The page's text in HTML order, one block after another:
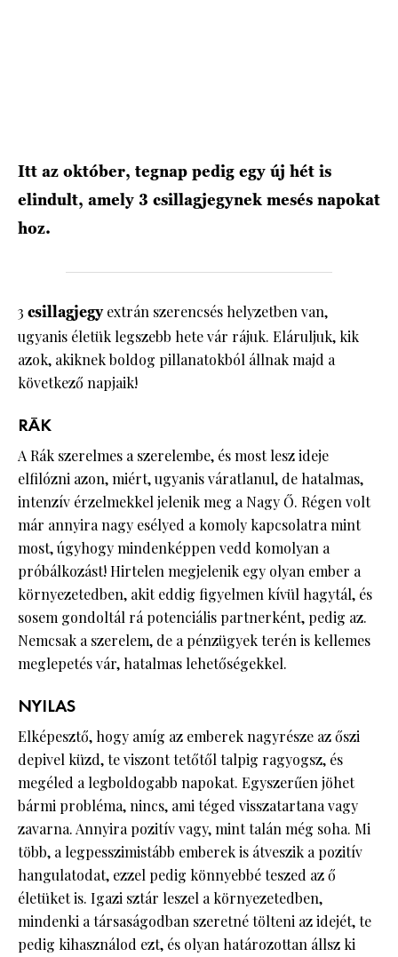
Itt az október, tegnap pedig egy új hét is
elindult, amely 3 csillagjegynek mesés napokat
hoz.
3 csillagjegyextrán szerencsés helyzetben van,
ugyanis életük legszebb hete vár rájuk. Eláruljuk, kik
azok, akiknek boldog pillanatokból állnak majd a
következő napjaik!
RÁK
A Rák szerelmes a szerelembe, és most lesz ideje
elfilózni azon, miért, ugyanis váratlanul, de hatalmas,
intenzív érzelmekkel jelenik meg a Nagy Ő. Régen volt
már annyira nagy esélyed a komoly kapcsolatra mint
most, úgyhogy mindenképpen vedd komolyan a
próbálkozást! Hirtelen megjelenik egy olyan ember a
környezetedben, akit eddig figyelmen kívül hagytál, és
sosem gondoltál rá potenciális partnerként, pedig az.
Nemcsak a szerelem, de a pénzügyek terén is kellemes
meglepetés vár, hatalmas lehetőségekkel.
NYILAS
Elképesztő, hogy amíg az emberek nagyrésze az őszi
depivel küzd, te viszont tetőtől talpig ragyogsz, és
megéled a legboldogabb napokat. Egyszerűen jöhet
bármi probléma, nincs, ami téged visszatartana vagy
zavarna. Annyira pozitív vagy, mint talán még soha. Mi
több, a legpesszimistább emberek is átveszik a pozitív
hangulatodat, ezzel pedig könnyebbé teszed az ő
életüket is. Igazi sztár leszel a környezetedben,
mindenki a társaságodban szeretné tölteni az idejét, te
pedig kihasználod ezt, és olyan határozottan állsz ki